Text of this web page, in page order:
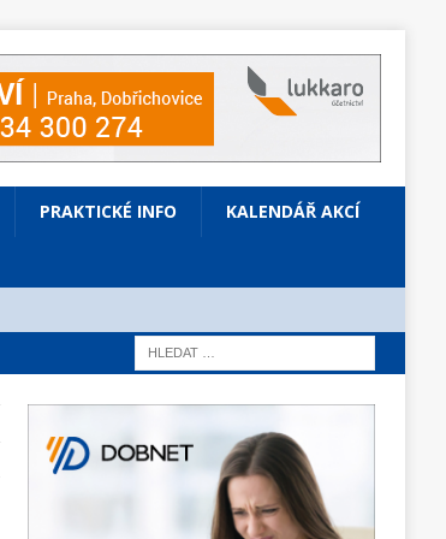
PRAKTICKÉ INFO KALENDÁŘ AKCÍ